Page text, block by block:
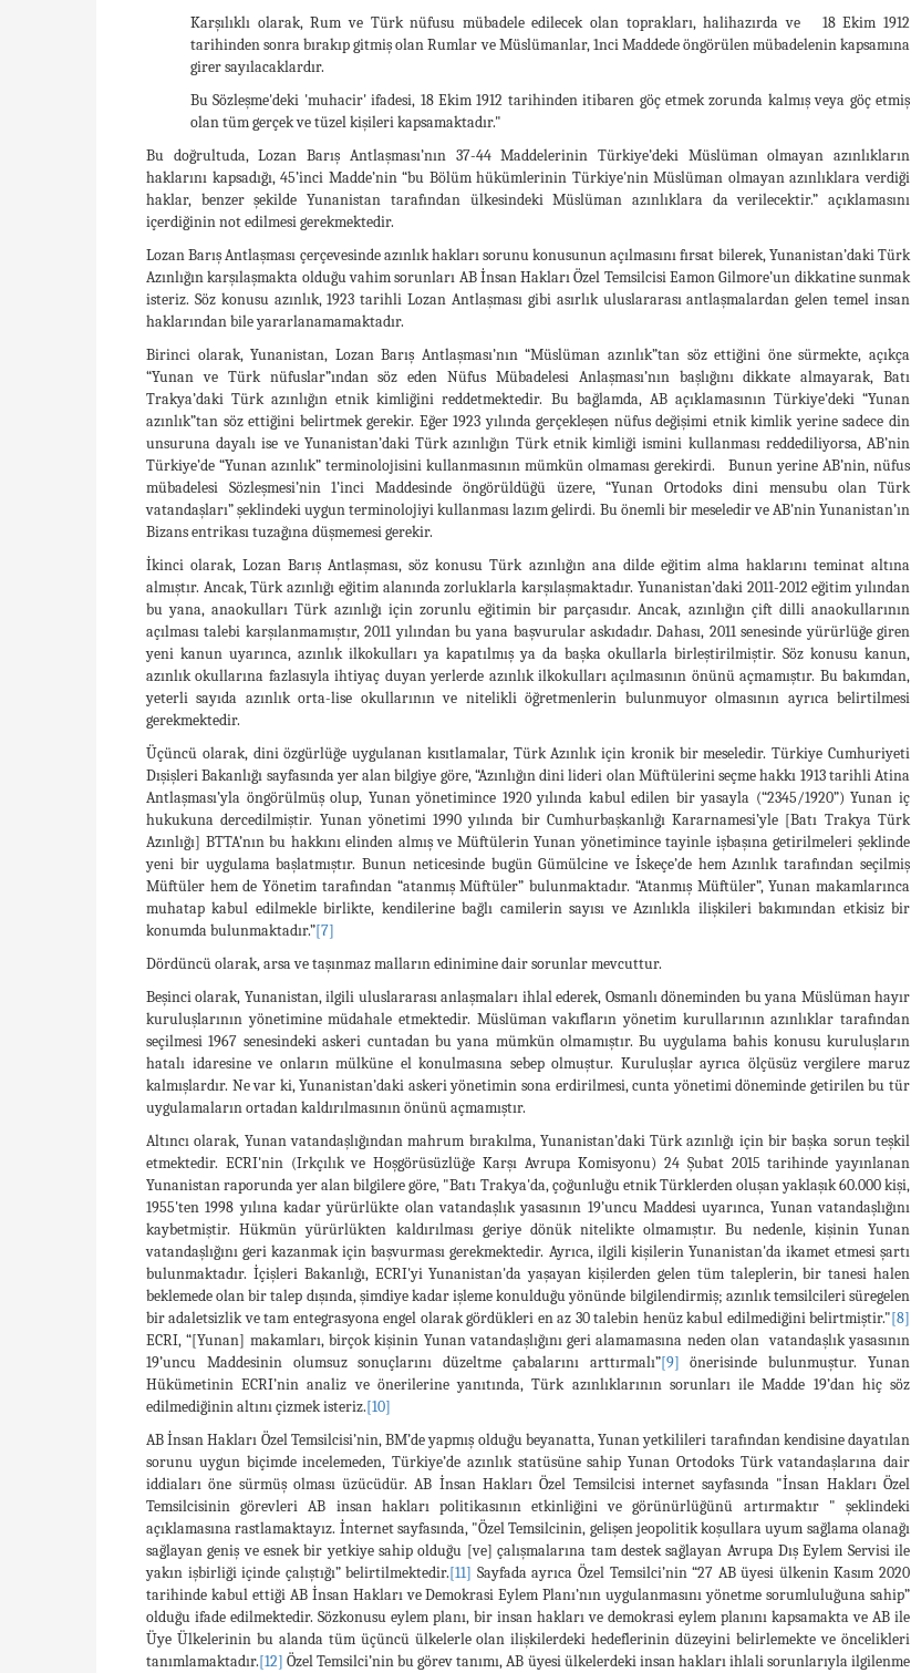
Karşılıklı olarak, Rum ve Türk nüfusu mübadele edilecek olan toprakları, halihazırda ve 18 Ekim 1912
tarihinden sonra bırakıp gitmiş olan Rumlar ve Müslümanlar, 1nci Maddede öngörülen mübadelenin kapsamına
girer sayılacaklardır.
Bu Sözleşme'deki 'muhacir' ifadesi, 18 Ekim 1912 tarihinden itibaren göç etmek zorunda kalmış veya göç etmiş
olan tüm gerçek ve tüzel kişileri kapsamaktadır."
Bu doğrultuda, Lozan Barış Antlaşması’nın 37-44 Maddelerinin Türkiye’deki Müslüman olmayan azınlıkların
haklarını kapsadığı, 45’inci Madde’nin “bu Bölüm hükümlerinin Türkiye'nin Müslüman olmayan azınlıklara verdiği
haklar, benzer şekilde Yunanistan tarafından ülkesindeki Müslüman azınlıklara da verilecektir.” açıklamasını
içerdiğinin not edilmesi gerekmektedir.
Lozan Barış Antlaşması çerçevesinde azınlık hakları sorunu konusunun açılmasını fırsat bilerek, Yunanistan’daki Türk
Azınlığın karşılaşmakta olduğu vahim sorunları AB İnsan Hakları Özel Temsilcisi Eamon Gilmore’un dikkatine sunmak
isteriz. Söz konusu azınlık, 1923 tarihli Lozan Antlaşması gibi asırlık uluslararası antlaşmalardan gelen temel insan
haklarından bile yararlanamamaktadır.
Birinci olarak, Yunanistan, Lozan Barış Antlaşması’nın “Müslüman azınlık”tan söz ettiğini öne sürmekte, açıkça
“Yunan ve Türk nüfuslar”ından söz eden Nüfus Mübadelesi Anlaşması’nın başlığını dikkate almayarak, Batı
Trakya’daki Türk azınlığın etnik kimliğini reddetmektedir. Bu bağlamda, AB açıklamasının Türkiye’deki “Yunan
azınlık”tan söz ettiğini belirtmek gerekir. Eğer 1923 yılında gerçekleşen nüfus değişimi etnik kimlik yerine sadece din
unsuruna dayalı ise ve Yunanistan’daki Türk azınlığın Türk etnik kimliği ismini kullanması reddediliyorsa, AB’nin
Türkiye’de “Yunan azınlık” terminolojisini kullanmasının mümkün olmaması gerekirdi. Bunun yerine AB’nin, nüfus
mübadelesi Sözleşmesi’nin 1’inci Maddesinde öngörüldüğü üzere, “Yunan Ortodoks dini mensubu olan Türk
vatandaşları” şeklindeki uygun terminolojiyi kullanması lazım gelirdi. Bu önemli bir meseledir ve AB’nin Yunanistan’ın
Bizans entrikası tuzağına düşmemesi gerekir.
İkinci olarak, Lozan Barış Antlaşması, söz konusu Türk azınlığın ana dilde eğitim alma haklarını teminat altına
almıştır. Ancak, Türk azınlığı eğitim alanında zorluklarla karşılaşmaktadır. Yunanistan’daki 2011-2012 eğitim yılından
bu yana, anaokulları Türk azınlığı için zorunlu eğitimin bir parçasıdır. Ancak, azınlığın çift dilli anaokullarının
açılması talebi karşılanmamıştır, 2011 yılından bu yana başvurular askıdadır. Dahası, 2011 senesinde yürürlüğe giren
yeni kanun uyarınca, azınlık ilkokulları ya kapatılmış ya da başka okullarla birleştirilmiştir. Söz konusu kanun,
azınlık okullarına fazlasıyla ihtiyaç duyan yerlerde azınlık ilkokulları açılmasının önünü açmamıştır. Bu bakımdan,
yeterli sayıda azınlık orta-lise okullarının ve nitelikli öğretmenlerin bulunmuyor olmasının ayrıca belirtilmesi
gerekmektedir.
Üçüncü olarak, dini özgürlüğe uygulanan kısıtlamalar, Türk Azınlık için kronik bir meseledir. Türkiye Cumhuriyeti
Dışişleri Bakanlığı sayfasında yer alan bilgiye göre, “Azınlığın dini lideri olan Müftülerini seçme hakkı 1913 tarihli Atina
Antlaşması’yla öngörülmüş olup, Yunan yönetimince 1920 yılında kabul edilen bir yasayla (“2345/1920”) Yunan iç
hukukuna dercedilmiştir. Yunan yönetimi 1990 yılında bir Cumhurbaşkanlığı Kararnamesi’yle [Batı Trakya Türk
Azınlığı] BTTA’nın bu hakkını elinden almış ve Müftülerin Yunan yönetimince tayinle işbaşına getirilmeleri şeklinde
yeni bir uygulama başlatmıştır. Bunun neticesinde bugün Gümülcine ve İskeçe’de hem Azınlık tarafından seçilmiş
Müftüler hem de Yönetim tarafından “atanmış Müftüler” bulunmaktadır. “Atanmış Müftüler”, Yunan makamlarınca
muhatap kabul edilmekle birlikte, kendilerine bağlı camilerin sayısı ve Azınlıkla ilişkileri bakımından etkisiz bir
konumda bulunmaktadır.”[7]
Dördüncü olarak, arsa ve taşınmaz malların edinimine dair sorunlar mevcuttur.
Beşinci olarak, Yunanistan, ilgili uluslararası anlaşmaları ihlal ederek, Osmanlı döneminden bu yana Müslüman hayır
kuruluşlarının yönetimine müdahale etmektedir. Müslüman vakıfların yönetim kurullarının azınlıklar tarafından
seçilmesi 1967 senesindeki askeri cuntadan bu yana mümkün olmamıştır. Bu uygulama bahis konusu kuruluşların
hatalı idaresine ve onların mülküne el konulmasına sebep olmuştur. Kuruluşlar ayrıca ölçüsüz vergilere maruz
kalmışlardır. Ne var ki, Yunanistan’daki askeri yönetimin sona erdirilmesi, cunta yönetimi döneminde getirilen bu tür
uygulamaların ortadan kaldırılmasının önünü açmamıştır.
Altıncı olarak, Yunan vatandaşlığından mahrum bırakılma, Yunanistan’daki Türk azınlığı için bir başka sorun teşkil
etmektedir. ECRI'nin (Irkçılık ve Hoşgörüsüzlüğe Karşı Avrupa Komisyonu) 24 Şubat 2015 tarihinde yayınlanan
Yunanistan raporunda yer alan bilgilere göre, "Batı Trakya'da, çoğunluğu etnik Türklerden oluşan yaklaşık 60.000 kişi,
1955'ten 1998 yılına kadar yürürlükte olan vatandaşlık yasasının 19’uncu Maddesi uyarınca, Yunan vatandaşlığını
kaybetmiştir. Hükmün yürürlükten kaldırılması geriye dönük nitelikte olmamıştır. Bu nedenle, kişinin Yunan
vatandaşlığını geri kazanmak için başvurması gerekmektedir. Ayrıca, ilgili kişilerin Yunanistan'da ikamet etmesi şartı
bulunmaktadır. İçişleri Bakanlığı, ECRI'yi Yunanistan'da yaşayan kişilerden gelen tüm taleplerin, bir tanesi halen
beklemede olan bir talep dışında, şimdiye kadar işleme konulduğu yönünde bilgilendirmiş; azınlık temsilcileri süregelen
bir adaletsizlik ve tam entegrasyona engel olarak gördükleri en az 30 talebin henüz kabul edilmediğini belirtmiştir."[8]
ECRI, “[Yunan] makamları, birçok kişinin Yunan vatandaşlığını geri alamamasına neden olan vatandaşlık yasasının
19’uncu Maddesinin olumsuz sonuçlarını düzeltme çabalarını arttırmalı”[9] önerisinde bulunmuştur. Yunan
Hükümetinin ECRI’nin analiz ve önerilerine yanıtında, Türk azınlıklarının sorunları ile Madde 19’dan hiç söz
edilmediğinin altını çizmek isteriz.[10]
AB İnsan Hakları Özel Temsilcisi’nin, BM’de yapmış olduğu beyanatta, Yunan yetkilileri tarafından kendisine dayatılan
sorunu uygun biçimde incelemeden, Türkiye’de azınlık statüsüne sahip Yunan Ortodoks Türk vatandaşlarına dair
iddiaları öne sürmüş olması üzücüdür. AB İnsan Hakları Özel Temsilcisi internet sayfasında "İnsan Hakları Özel
Temsilcisinin görevleri AB insan hakları politikasının etkinliğini ve görünürlüğünü artırmaktır " şeklindeki
açıklamasına rastlamaktayız. İnternet sayfasında, "Özel Temsilcinin, gelişen jeopolitik koşullara uyum sağlama olanağı
sağlayan geniş ve esnek bir yetkiye sahip olduğu [ve] çalışmalarına tam destek sağlayan Avrupa Dış Eylem Servisi ile
yakın işbirliği içinde çalıştığı” belirtilmektedir.[11] Sayfada ayrıca Özel Temsilci’nin “27 AB üyesi ülkenin Kasım 2020
tarihinde kabul ettiği AB İnsan Hakları ve Demokrasi Eylem Planı’nın uygulanmasını yönetme sorumluluğuna sahip”
olduğu ifade edilmektedir. Sözkonusu eylem planı, bir insan hakları ve demokrasi eylem planını kapsamakta ve AB ile
Üye Ülkelerinin bu alanda tüm üçüncü ülkelerle olan ilişkilerdeki hedeflerinin düzeyini belirlemekte ve öncelikleri
tanımlamaktadır.[12] Özel Temsilci’nin bu görev tanımı, AB üyesi ülkelerdeki insan hakları ihlali sorunlarıyla ilgilenme